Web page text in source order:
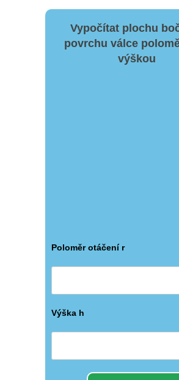
Vypočítat plochu
povrchu válce
výškou
Poloměr otáčení r
Výška h